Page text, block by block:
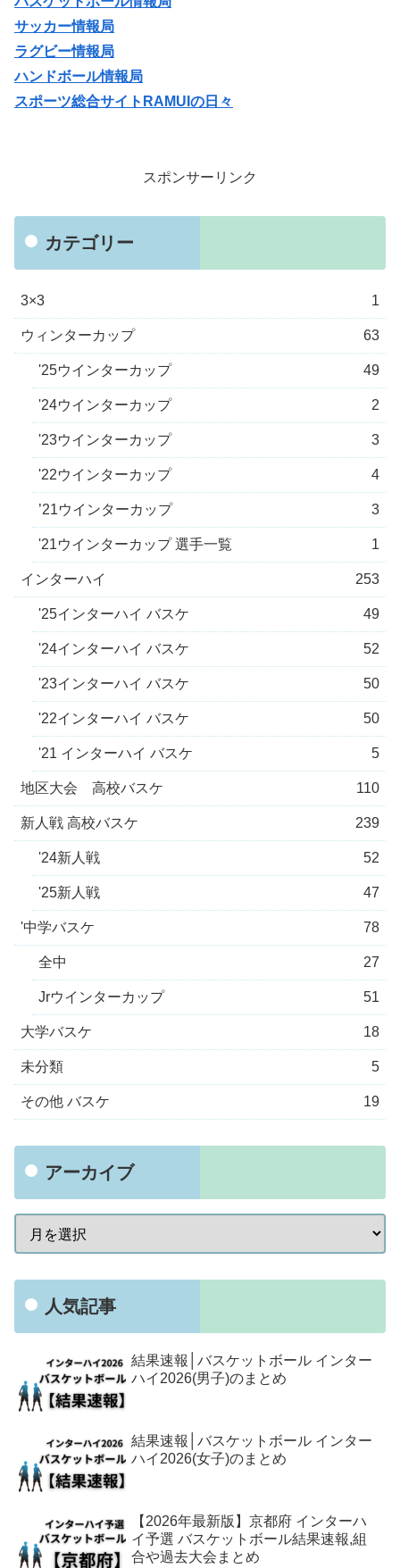
サッカー情報局
ラグビー情報局
ハンドボール情報局
スポーツ総合サイトRAMUIの日々
スポンサーリンク
カテゴリー
3×3 1
ウィンターカップ 63
'25ウインターカップ 49
'24ウインターカップ 2
'23ウインターカップ 3
'22ウインターカップ 4
’21ウインターカップ 3
'21ウインターカップ 選手一覧 1
インターハイ 253
'25インターハイ バスケ 49
'24インターハイ バスケ 52
'23インターハイ バスケ 50
'22インターハイ バスケ 50
'21 インターハイ バスケ 5
地区大会 高校バスケ 110
新人戦 高校バスケ 239
'24新人戦 52
'25新人戦 47
'中学バスケ 78
全中 27
Jrウインターカップ 51
大学バスケ 18
未分類 5
その他 バスケ 19
アーカイブ
人気記事
結果速報│バスケットボール インター
ハイ2026(男子)のまとめ
結果速報│バスケットボール インター
ハイ2026(女子)のまとめ
【2026年最新版】京都府 インターハ
イ予選 バスケットボール結果速報,組
合や過去大会まとめ